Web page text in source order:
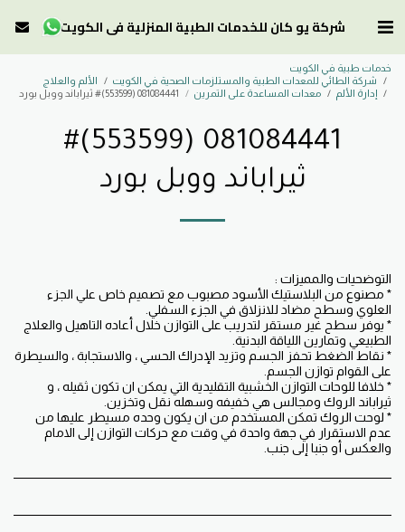
شركة يو كان للخدمات الطبية المنزلية في الكويت
خدمات طبية في الكويت
شركة الطائي للمعدات الطبية والمستلزمات الصحية في الكويت
الألم والعلاج
إدارة الألم
معدات المساعدة على التمرين 081084441 (553599)# ثيراباند ووبل بورد
081084441 (553599)#
ثيراباند ووبل بورد
* مصنوع من البلاستيك الأسود مصبوب مع تصميم خاص علي الجزء
* يوفر سطح غير مستقر لتدريب على التوازن خلال أعاده التاهيل والعلاج
* نقاط الضغط تحفز الجسم وتزيد الإدراك الحسي ، والاستجابة ، والسيطرة
* خلافا للوحات التوازن الخشبية التقليدية التي يمكن ان تكون ثقيله ، و
* لوحت الروك تمكن المستخدم من ان يكون وحده مسيطر عليها من
عدم الاستقرار في جهة واحدة في وقت مع حركات التوازن إلى الامام
والعكس أو جنبا إلى جنب.